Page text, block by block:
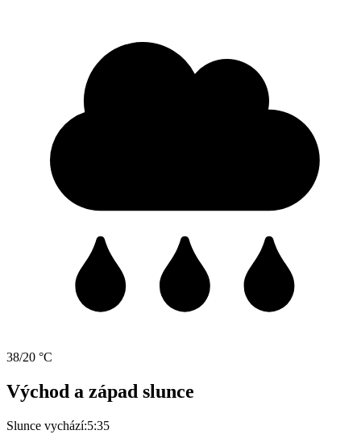
38/20 °C
Východ a západ slunce
Slunce vychází:5:35